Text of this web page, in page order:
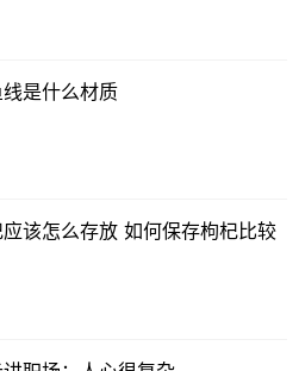
是什么材质
该怎么存放 如何保存枸杞比较